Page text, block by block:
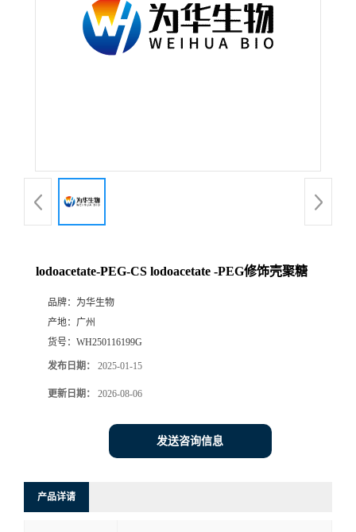
lodoacetate-PEG-CS lodoacetate -PEG修饰壳聚糖
品牌： 为华生物
产地： 广州
货号： WH250116199G
发布日期： 2025-01-15
更新日期： 2026-08-06
发送咨询信息
产品详请